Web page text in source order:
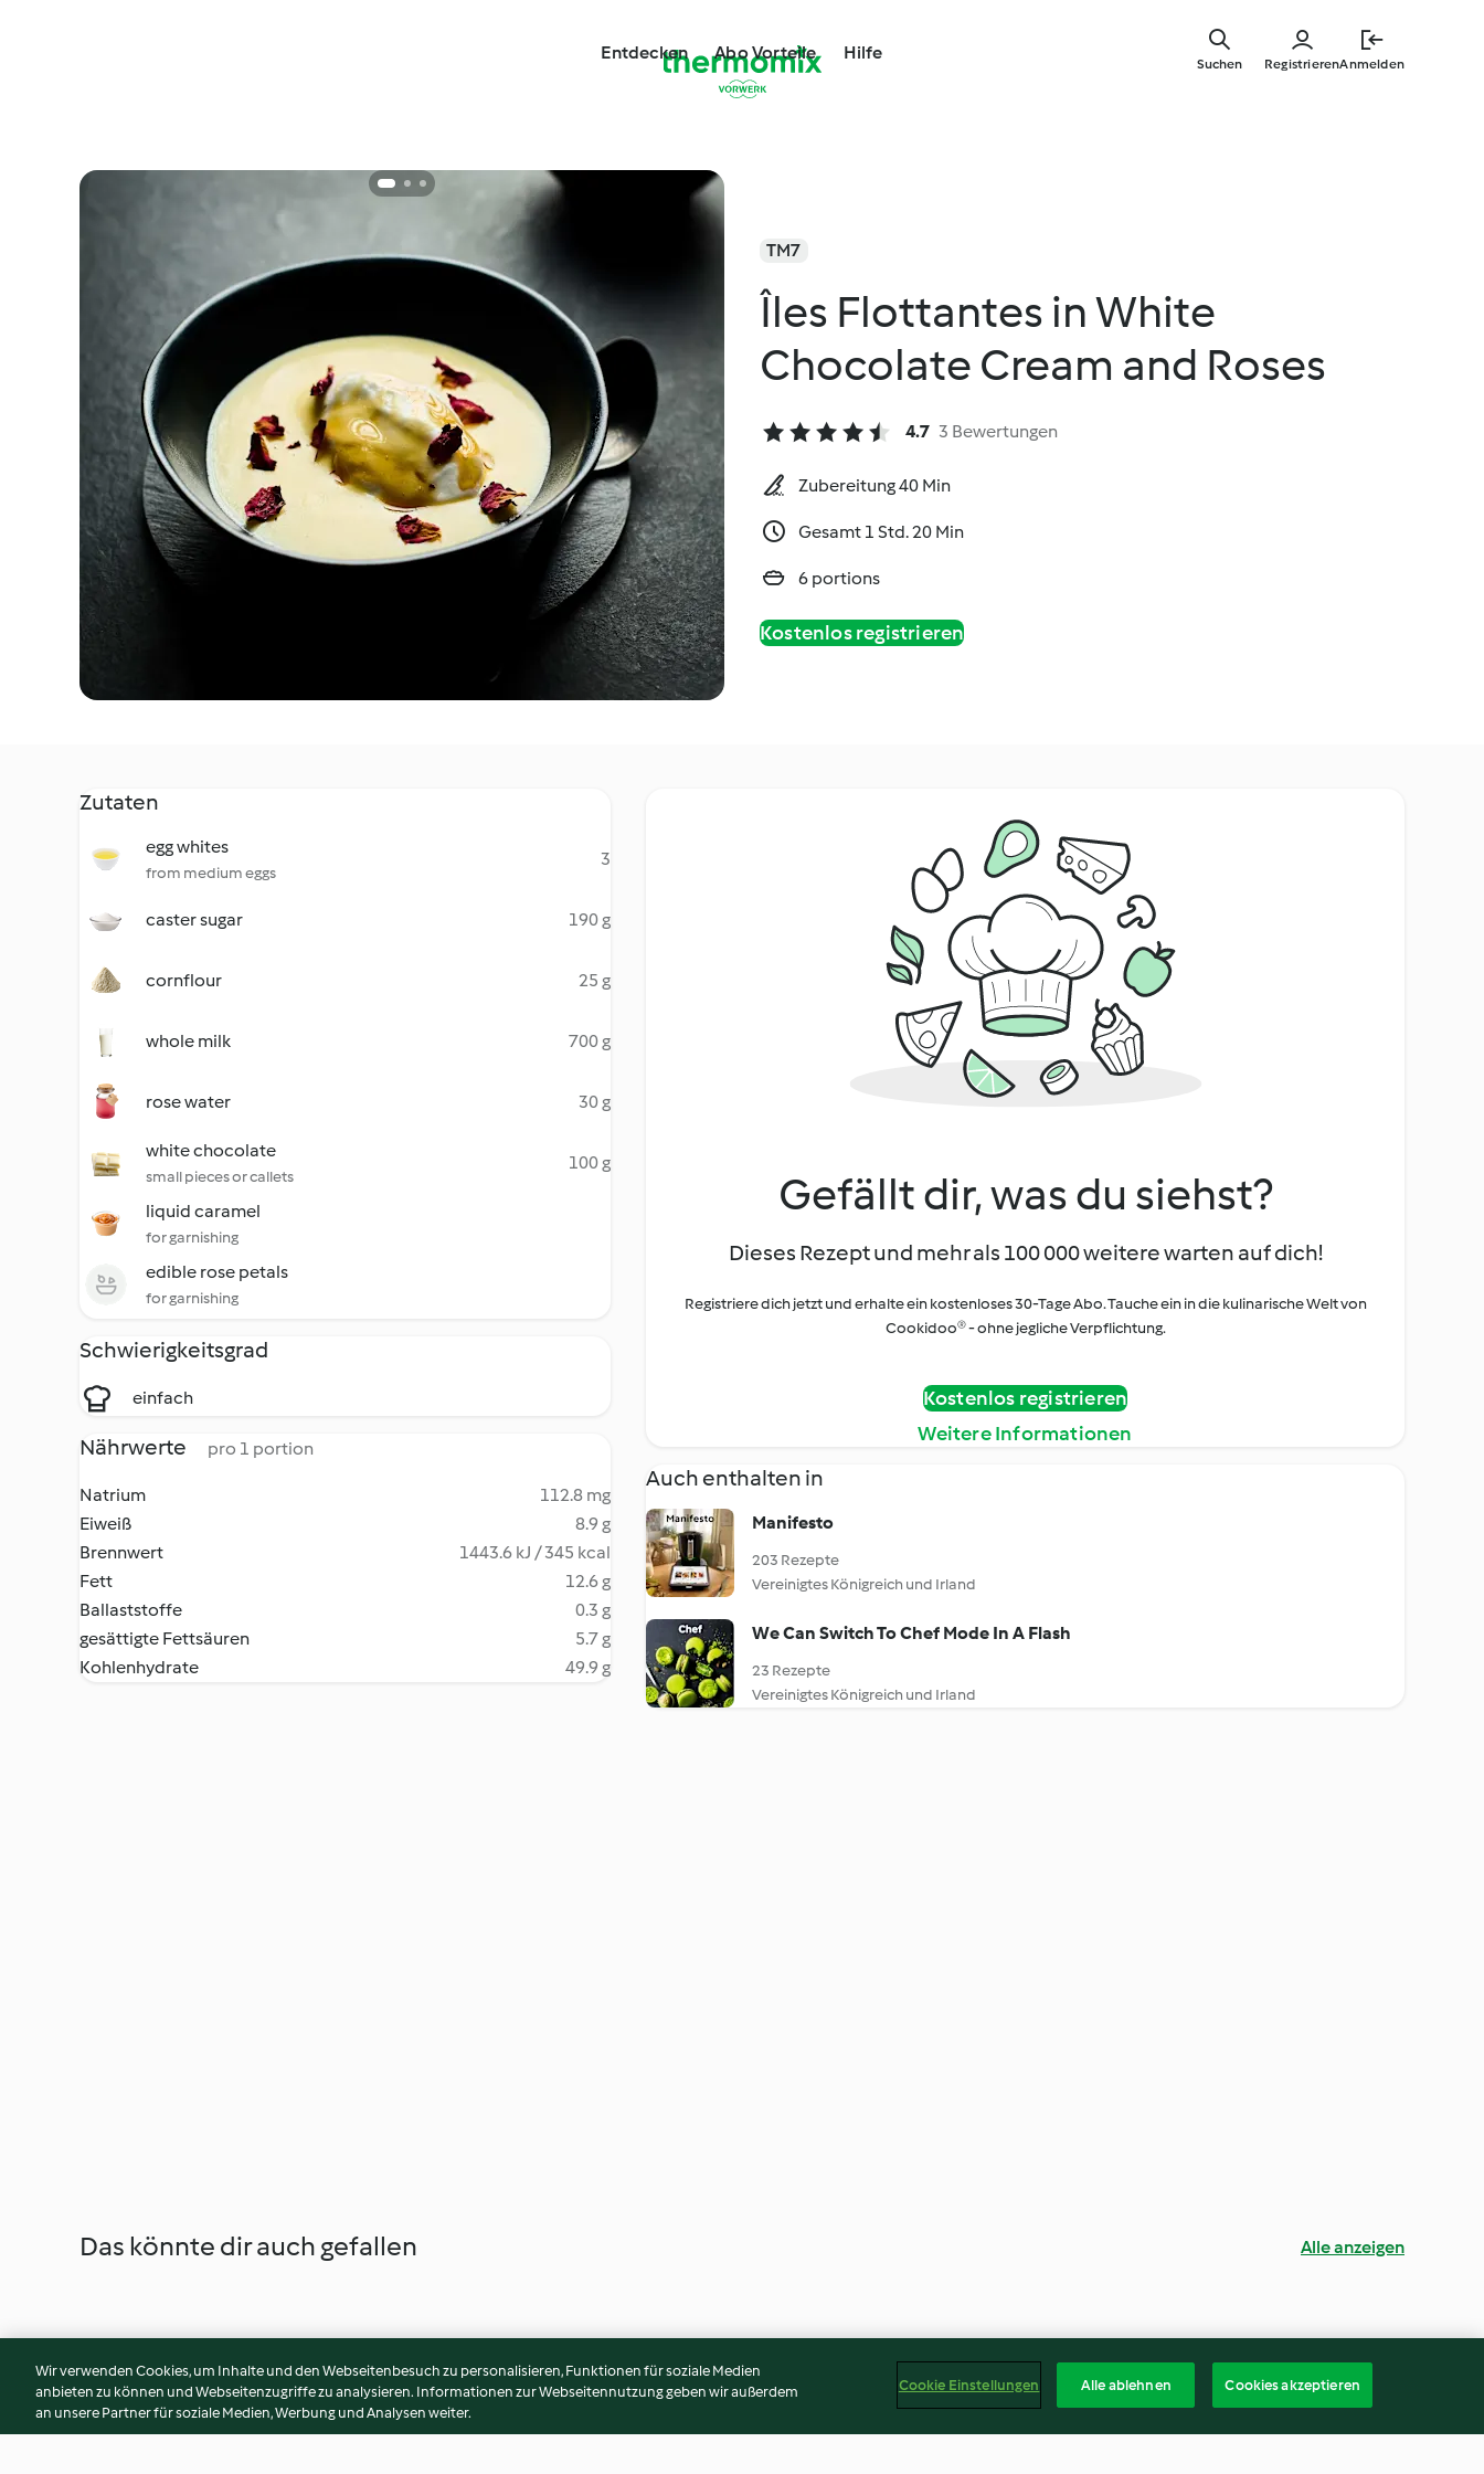
Entdecken Abo Vorteile Hilfe
RegistrierenAnmelden
Suchen
TM7
Îles Flottantes in White
Chocolate Cream and Roses
4.7 3 Bewertungen
Zubereitung 40 Min
Gesamt 1 Std. 20 Min
6 portions
Kostenlos registrieren
Zutaten
egg whites
from medium eggs
3
caster sugar 190 g
cornflour 25 g
whole milk 700 g
rose water 30 g
white chocolate
small pieces or callets
100 g
liquid caramel
for garnishing
edible rose petals
for garnishing
Schwierigkeitsgrad
einfach
Nährwerte pro 1 portion
Natrium
112.8 mg
Eiweiß
8.9 g
Brennwert
1443.6 kJ / 345 kcal
Fett
12.6 g
Ballaststoffe
0.3 g
gesättigte Fettsäuren
5.7 g
Kohlenhydrate
49.9 g
Gefällt dir, was du siehst?
Dieses Rezept und mehr als 100 000 weitere warten auf dich!
Registriere dich jetzt und erhalte ein kostenloses 30-Tage Abo. Tauche ein in die kulinarische Welt von
Cookidoo® - ohne jegliche Verpflichtung.
Kostenlos registrieren
Weitere Informationen
Auch enthalten in
Manifesto
203 Rezepte
Vereinigtes Königreich und Irland
We Can Switch To Chef Mode In A Flash
23 Rezepte
Vereinigtes Königreich und Irland
Das könnte dir auch gefallen Alle anzeigen
Wir verwenden Cookies, um Inhalte und den Webseitenbesuch zu personalisieren, Funktionen für soziale Medien
anbieten zu können und Webseitenzugriffe zu analysieren. Informationen zur Webseitennutzung geben wir außerdem
an unsere Partner für soziale Medien, Werbung und Analysen weiter.
Cookie Einstellungen Alle ablehnen Cookies akzeptieren